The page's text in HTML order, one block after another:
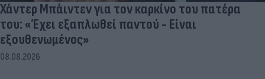
Χάντερ Μπάιντεν για τον καρκίνο του πατέρα
του: «Έχει εξαπλωθεί παντού - Είναι
εξουθενωμένος»
08.08.2026